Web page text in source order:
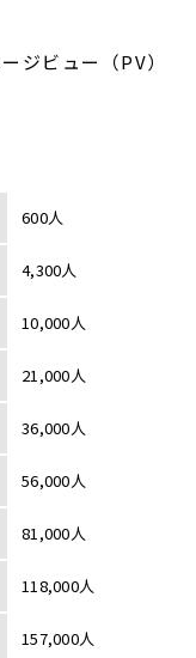
ジビュー（PV）
600人
4,300人
10,000人
21,000人
36,000人
56,000人
81,000人
118,000人
157,000人